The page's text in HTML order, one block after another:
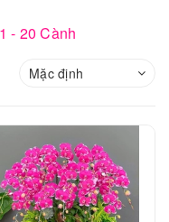
- 20 Cành
Mặc định